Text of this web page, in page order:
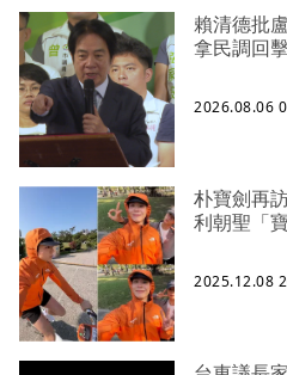
賴清德批
拿民調回
2026.08.06
朴寶劍再
利朝聖「
2025.12.08